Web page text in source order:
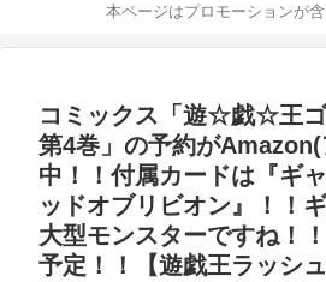
本ページはプロモーションが含
コミックス「遊☆戯☆王ゴ
第4巻」の予約が
中！！付属カードは『ギ
ッドオブリビオン』！！
大型モンスターですね！
予定！！【遊戯王ラッシュ